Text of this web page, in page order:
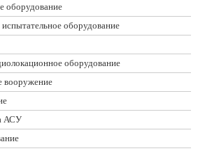
оборудование
оборудование
оборудование
вооружение
АСУ